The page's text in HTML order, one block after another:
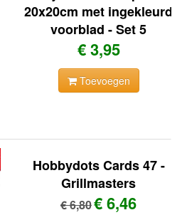
20x20cm met ingekleurd
voorblad - Set 5
€ 3,95
Toevoegen
Hobbydots Cards 47 -
Grillmasters
€ 6,80€ 6,46